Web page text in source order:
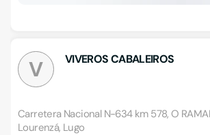
V VIVEROS CABALEIROS
Carretera Nacional N-634 km 578, O
Lourenzá, Lugo